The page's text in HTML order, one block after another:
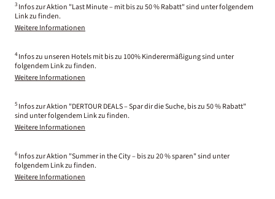
3 Infos zur Aktion "Last Minute – mit bis zu 50 % Rabatt" sind unter folgendem
Link zu finden.
Weitere Informationen
4 Infos zu unseren Hotels mit bis zu 100% Kinderermäßigung sind unter
folgendem Link zu finden.
Weitere Informationen
5 Infos zur Aktion "DERTOUR DEALS – Spar dir die Suche, bis zu 50 % Rabatt"
sind unter folgendem Link zu finden.
Weitere Informationen
6 Infos zur Aktion "Summer in the City – bis zu 20 % sparen" sind unter
folgendem Link zu finden.
Weitere Informationen